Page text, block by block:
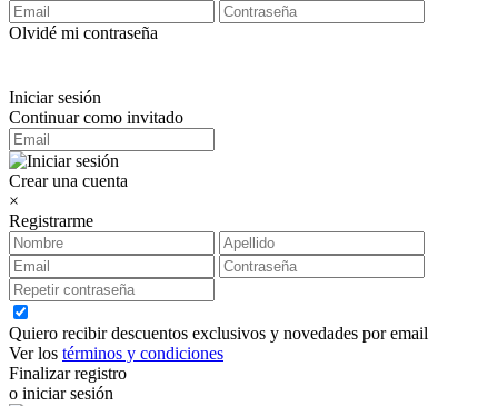
Olvidé mi contraseña
Iniciar sesión
Continuar como invitado
Crear una cuenta
×
Registrarme
Quiero recibir descuentos exclusivos y novedades por email
Ver los términos y condiciones
Finalizar registro
o iniciar sesión